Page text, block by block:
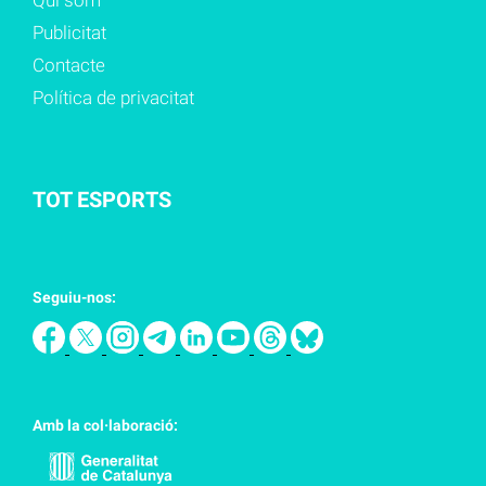
Publicitat
Contacte
Política de privacitat
TOT ESPORTS
Seguiu-nos:
Amb la col·laboració: